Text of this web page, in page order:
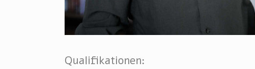
Qualifikationen: